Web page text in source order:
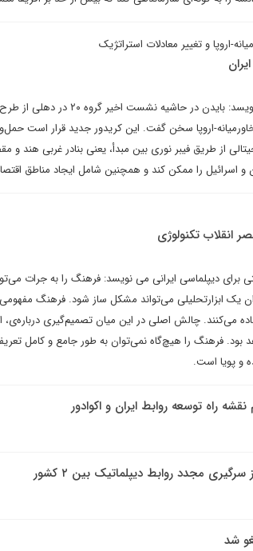
اروپا و تغییر معادلات استراتژیک
کوروش احمدی در یادداشتی می نویسد:
اروپا سخن گفت. این کریدور جدید قرار است
از طریق فیبر نوری بین مبدأ، یعنی بنادر غربی هند و
و اسرائیل را ممکن کند و همچنین شامل ایجاد مناطق
انقلاب تکنولوژی
برای دیپلماسی ایرانی می نویسد: فرهنگ را به جرات
یک ابزارتحلیلی می‌تواند مشکل ساز شود. فرهنگ
می‌کنند. چالش اصلی در این میان تصمیم‌گیری
فرهنگ را هیچ‌گاه نمی‌توان به طور جامع و کامل
و پویا است.
نقشه راه توسعه روابط ایران و اکوادور
مجدد روابط دیپلماتیک بین ۲ کشور
شد